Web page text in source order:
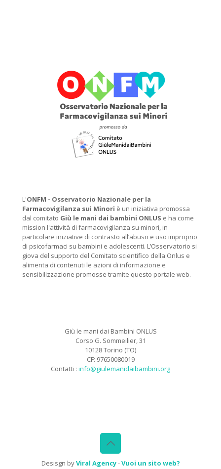
L'ONFM - Osservatorio Nazionale per la
Farmacovigilanza sui Minori è un iniziativa promossa
dal comitato Giù le mani dai bambini ONLUS e ha come
mission l'attività di farmacovigilanza su minori, in
particolare iniziative di contrasto all’abuso e uso improprio
di psicofarmaci su bambini e adolescenti. L’Osservatorio si
giova del supporto del Comitato scientifico della Onlus e
alimenta di contenuti le azioni di informazione e
sensibilizzazione promosse tramite questo portale web.
Giù le mani dai Bambini ONLUS
Corso G. Sommeilier, 31
10128 Torino (TO)
CF: 97650080019
Contatti : info@giulemanidaibambini.org
Desisgn byViral Agency-Vuoi un sito web?